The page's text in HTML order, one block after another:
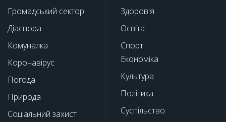
Громадський сектор
Діаспора
Комуналка
Коронавірус
Погода
Природа
Соціальний захист
Здоров'я
Освіта
Спорт
Економіка
Культура
Політика
Суспільство